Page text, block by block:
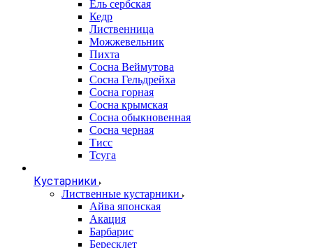
Ель сербская
Кедр
Лиственница
Можжевельник
Пихта
Сосна Веймутова
Сосна Гельдрейха
Сосна горная
Сосна крымская
Сосна обыкновенная
Сосна черная
Тисс
Тсуга
Кустарники
Лиственные кустарники
Айва японская
Акация
Барбарис
Бересклет